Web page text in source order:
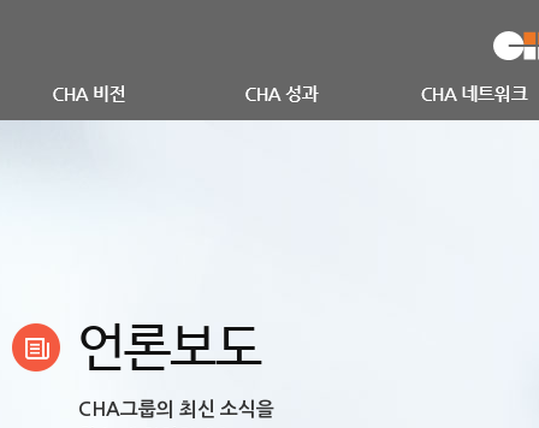
언론보도
CHA그룹의 최신 소식을